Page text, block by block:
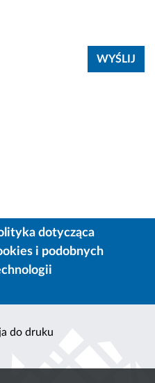
dotycząca
i podobnych
do druku